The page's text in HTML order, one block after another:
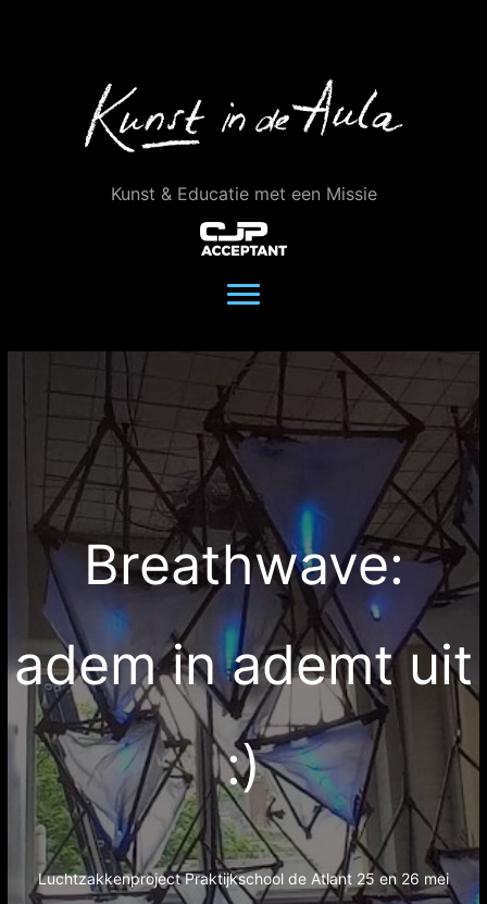
Kunst & Educatie met een Missie
Breathwave:
adem in ademt uit
:)
Luchtzakkenproject Praktijkschool de Atlant 25 en 26 mei